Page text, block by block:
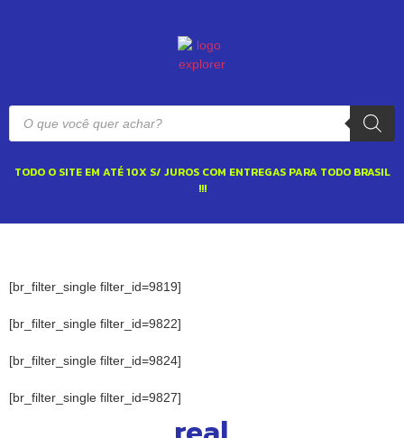
TODO O SITE EM ATÉ 10X S/ JUROS COM ENTREGAS PARA TODO BRASIL
!!!
[br_filter_single filter_id=9819]
[br_filter_single filter_id=9822]
[br_filter_single filter_id=9824]
[br_filter_single filter_id=9827]